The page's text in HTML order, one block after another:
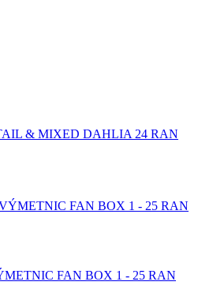
& MIXED DAHLIA 24 RAN
FAN BOX 1 - 25 RAN